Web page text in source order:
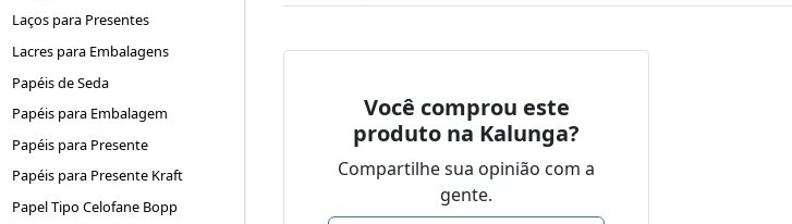
Laços para Presentes
Lacres para Embalagens
Papéis de Seda
Papéis para Embalagem
Papéis para Presente
Papéis para Presente Kraft
Papel Tipo Celofane Bopp
Você comprou este
produto na Kalunga?
Compartilhe sua opinião com a
gente.